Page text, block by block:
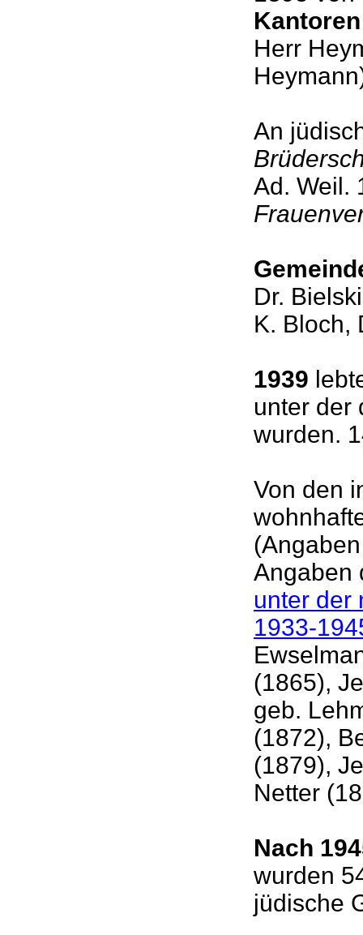
Kantoren
Herr
An
Ad. Weil.
Dr.
K.
1939
unter der
wurden.
Von den
Angaben
unter der
1933-
(1865),
geb.
(1872),
(1879),
Netter
Nach
wurden
jüdische